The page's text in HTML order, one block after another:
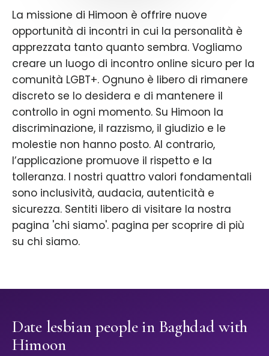
La missione di Himoon è offrire nuove
opportunità di incontri in cui la personalità è
apprezzata tanto quanto sembra. Vogliamo
creare un luogo di incontro online sicuro per la
comunità LGBT+. Ognuno è libero di rimanere
discreto se lo desidera e di mantenere il
controllo in ogni momento. Su Himoon la
discriminazione, il razzismo, il giudizio e le
molestie non hanno posto. Al contrario,
l’applicazione promuove il rispetto e la
tolleranza. I nostri quattro valori fondamentali
sono inclusività, audacia, autenticità e
sicurezza. Sentiti libero di visitare la nostra
pagina 'chi siamo'. pagina per scoprire di più
su chi siamo.
Date lesbian people in Baghdad with
Himoon